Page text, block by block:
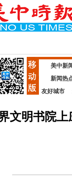
美中新
新闻热
友好城市
文明书院上